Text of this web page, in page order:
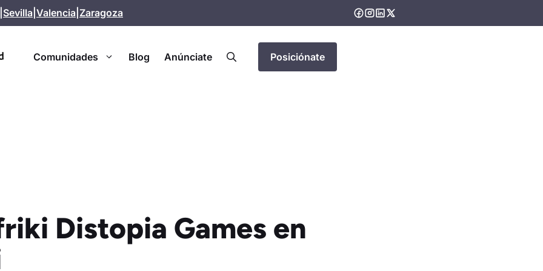
Sevilla Valencia Zaragoza
Comunidades Blog Anúnciate Posiciónate
Distopia Games en